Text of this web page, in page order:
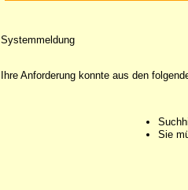
Systemmeldung
Ihre Anforderung konnte aus den
Sie